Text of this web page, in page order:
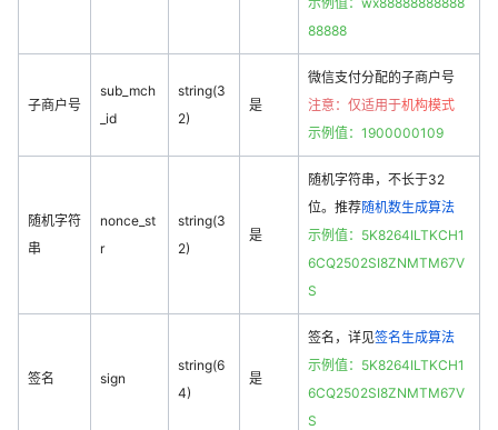
88888
子商户号
sub_mch
_id
string(3
2)
是
微信支付分配的子商户号
注意：仅适用于机构模式
示例值：1900000109
随机字符
串
nonce_st
r
string(3
2)
是
随机字符串，不长于32
位。推荐随机数生成算法
示例值：5K8264ILTKCH1
6CQ2502SI8ZNMTM67V
S
签名 sign
string(6
4)
是
签名，详见签名生成算法
示例值：5K8264ILTKCH1
6CQ2502SI8ZNMTM67V
S